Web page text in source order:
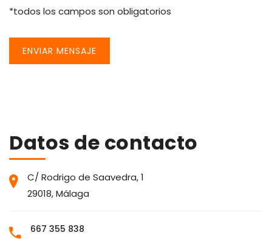
*todos los campos son obligatorios
ENVIAR MENSAJE
Datos de contacto
C/ Rodrigo de Saavedra, 1
29018, Málaga
667 355 838